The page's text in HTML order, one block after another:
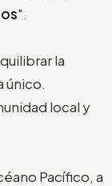
".
la
único.
local y
Pacífico, a